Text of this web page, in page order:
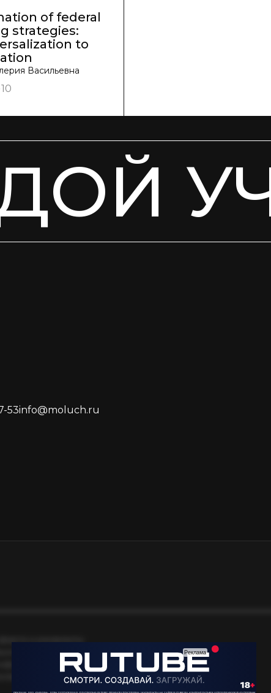
of federal
strategies:
to
Васильевна
10
53info@moluch.ru
и реквизиты
соглашение
рассылки